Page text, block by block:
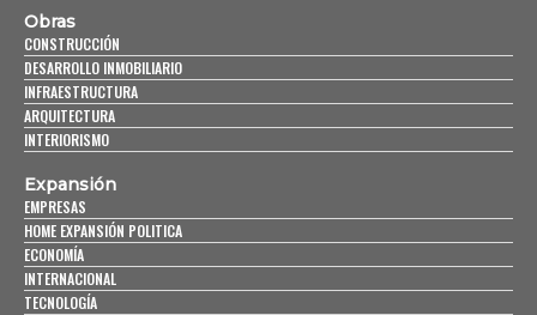
Obras
CONSTRUCCIÓN
DESARROLLO INMOBILIARIO
INFRAESTRUCTURA
ARQUITECTURA
INTERIORISMO
Expansión
EMPRESAS
HOME EXPANSIÓN POLITICA
ECONOMÍA
INTERNACIONAL
TECNOLOGÍA